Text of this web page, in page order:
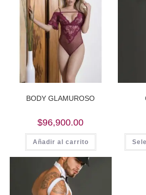
BODY GLAMUROSO
$96,900.00
Añadir al carrito